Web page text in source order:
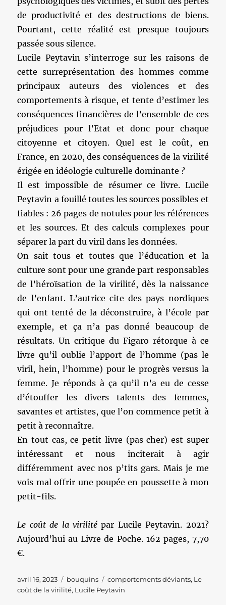
de productivité et des destructions de biens.
Pourtant, cette réalité est presque toujours
passée sous silence.
Lucile Peytavin s’interroge sur les raisons de
cette surreprésentation des hommes comme
principaux auteurs des violences et des
comportements à risque, et tente d’estimer les
conséquences financières de l’ensemble de ces
préjudices pour l’Etat et donc pour chaque
citoyenne et citoyen. Quel est le coût, en
France, en 2020, des conséquences de la virilité
érigée en idéologie culturelle dominante ?
Il est impossible de résumer ce livre. Lucile
Peytavin a fouillé toutes les sources possibles et
fiables : 26 pages de notules pour les références
et les sources. Et des calculs complexes pour
séparer la part du viril dans les données.
On sait tous et toutes que l’éducation et la
culture sont pour une grande part responsables
de l’héroïsation de la virilité, dès la naissance
de l’enfant. L’autrice cite des pays nordiques
qui ont tenté de la déconstruire, à l’école par
exemple, et ça n’a pas donné beaucoup de
résultats. Un critique du Figaro rétorque à ce
livre qu’il oublie l’apport de l’homme (pas le
viril, hein, l’homme) pour le progrès versus la
femme. Je réponds à ça qu’il n’a eu de cesse
d’étouffer les divers talents des femmes,
savantes et artistes, que l’on commence petit à
petit à reconnaître.
En tout cas, ce petit livre (pas cher) est super
intéressant et nous inciterait à agir
différemment avec nos p’tits gars. Mais je me
vois mal offrir une poupée en poussette à mon
petit-fils.
Le coût de la virilitépar Lucile Peytavin. 2021?
Aujourd’hui au Livre de Poche. 162 pages, 7,70
€.
Publié
le
avril 16, 2023 Catégories
bouquins Étiquettes
comportements déviants, Le
coût de la virilité, Lucile Peytavin